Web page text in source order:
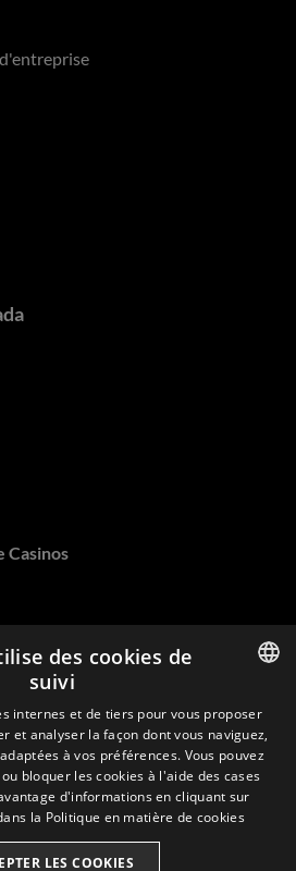
Casinos
ENGLISH
SPANISH
CATALAN
FRENCH
des cookies de
suivi
internes et de tiers pour vous proposer
et analyser la façon dont vous naviguez,
à vos préférences. Vous pouvez
bloquer les cookies à l'aide des cases
d'informations en cliquant sur
la Politique en matière de cookies
LES COOKIES